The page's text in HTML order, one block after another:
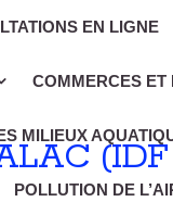
EN LIGNE
COMMERCES ET
MILIEUX
POLLUTION DE